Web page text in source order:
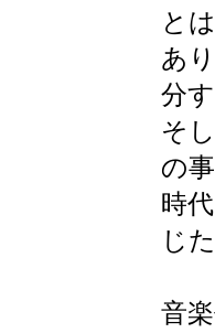
と
あ
分
そ
の
時
じ
音